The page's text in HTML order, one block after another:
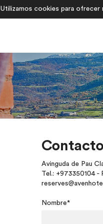
Utilizamos cookies para ofrecer
Contacto
Avinguda de Pau
Tel.: +973350104 -
Nombre*